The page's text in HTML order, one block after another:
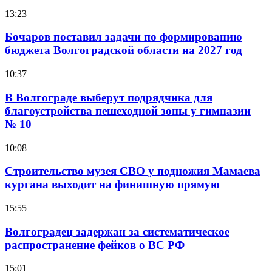
13:23
Бочаров поставил задачи по формированию
бюджета Волгоградской области на 2027 год
10:37
В Волгограде выберут подрядчика для
благоустройства пешеходной зоны у гимназии
№ 10
10:08
Строительство музея СВО у подножия Мамаева
кургана выходит на финишную прямую
15:55
Волгоградец задержан за систематическое
распространение фейков о ВС РФ
15:01